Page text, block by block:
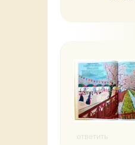
ответить